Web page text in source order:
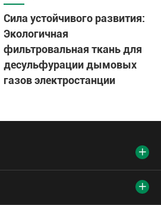
Сила устойчивого развития:
Экологичная
фильтровальная ткань для
десульфурации дымовых
газов электростанции

